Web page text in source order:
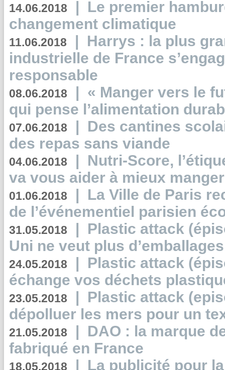
14.06.2018 | Le premier
changement climatique
11.06.2018 | Harrys : la plus
industrielle de France
responsable
08.06.2018 | « Manger vers le
qui pense l’alimentation
07.06.2018 | Des cantines
des repas sans viande
04.06.2018 | Nutri-Score,
va vous aider à mieux
01.06.2018 | La Ville de Paris
de l’événementiel parisien
31.05.2018 | Plastic attack
Uni ne veut plus
24.05.2018 | Plastic attack
échange vos déchets
23.05.2018 | Plastic attack
dépolluer les mers pour un
21.05.2018 | DAO : la marque
fabriqué en France
18.05.2018 | La publicité pour